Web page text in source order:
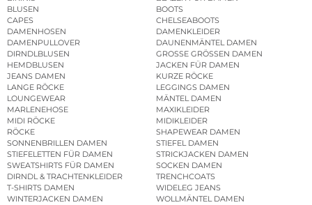
BLUSEN
BOOTS
CAPES
CHELSEABOOTS
DAMENHOSEN
DAMENKLEIDER
DAMENPULLOVER
DAUNENMÄNTEL DAMEN
DIRNDLBLUSEN
GROSSE GRÖSSEN DAMEN
HEMDBLUSEN
JACKEN FÜR DAMEN
JEANS DAMEN
KURZE RÖCKE
LANGE RÖCKE
LEGGINGS DAMEN
LOUNGEWEAR
MÄNTEL DAMEN
MARLENEHOSE
MAXIKLEIDER
MIDI RÖCKE
MIDIKLEIDER
RÖCKE
SHAPEWEAR DAMEN
SONNENBRILLEN DAMEN
STIEFEL DAMEN
STIEFELETTEN FÜR DAMEN
STRICKJACKEN DAMEN
SWEATSHIRTS FÜR DAMEN
SOCKEN DAMEN
DIRNDL & TRACHTENKLEIDER
TRENCHCOATS
T-SHIRTS DAMEN
WIDELEG JEANS
WINTERJACKEN DAMEN
WOLLMÄNTEL DAMEN